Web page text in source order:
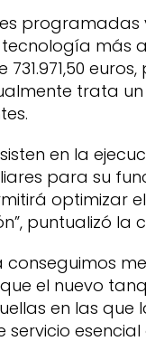
más
731.971,50
trata
en la
para su
optimizar
puntualizó la
conseguimos
el nuevo
en las que